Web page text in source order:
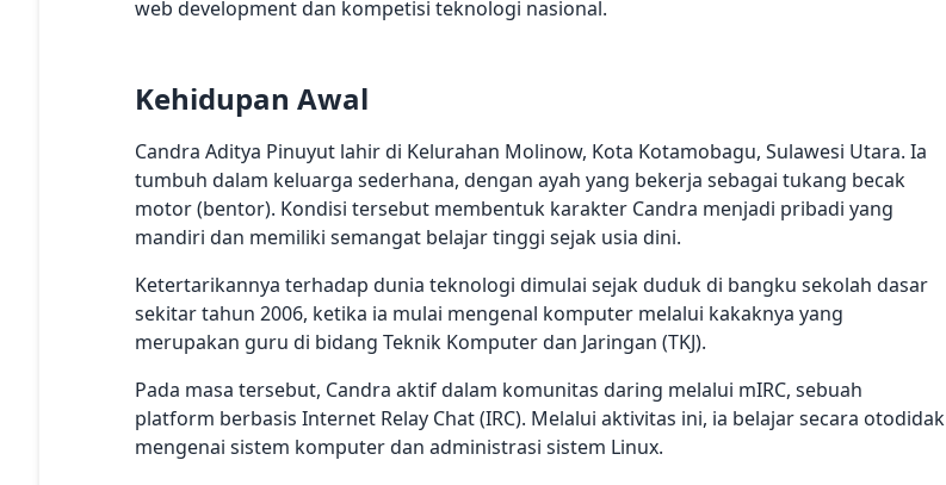
web development dan kompetisi teknologi nasional.
Kehidupan Awal
Candra Aditya Pinuyut lahir di Kelurahan Molinow, Kota Kotamobagu, Sulawesi Utara. Ia
tumbuh dalam keluarga sederhana, dengan ayah yang bekerja sebagai tukang becak
motor (bentor). Kondisi tersebut membentuk karakter Candra menjadi pribadi yang
mandiri dan memiliki semangat belajar tinggi sejak usia dini.
Ketertarikannya terhadap dunia teknologi dimulai sejak duduk di bangku sekolah dasar
sekitar tahun 2006, ketika ia mulai mengenal komputer melalui kakaknya yang
merupakan guru di bidang Teknik Komputer dan Jaringan (TKJ).
Pada masa tersebut, Candra aktif dalam komunitas daring melalui mIRC, sebuah
platform berbasis Internet Relay Chat (IRC). Melalui aktivitas ini, ia belajar secara otodidak
mengenai sistem komputer dan administrasi sistem Linux.